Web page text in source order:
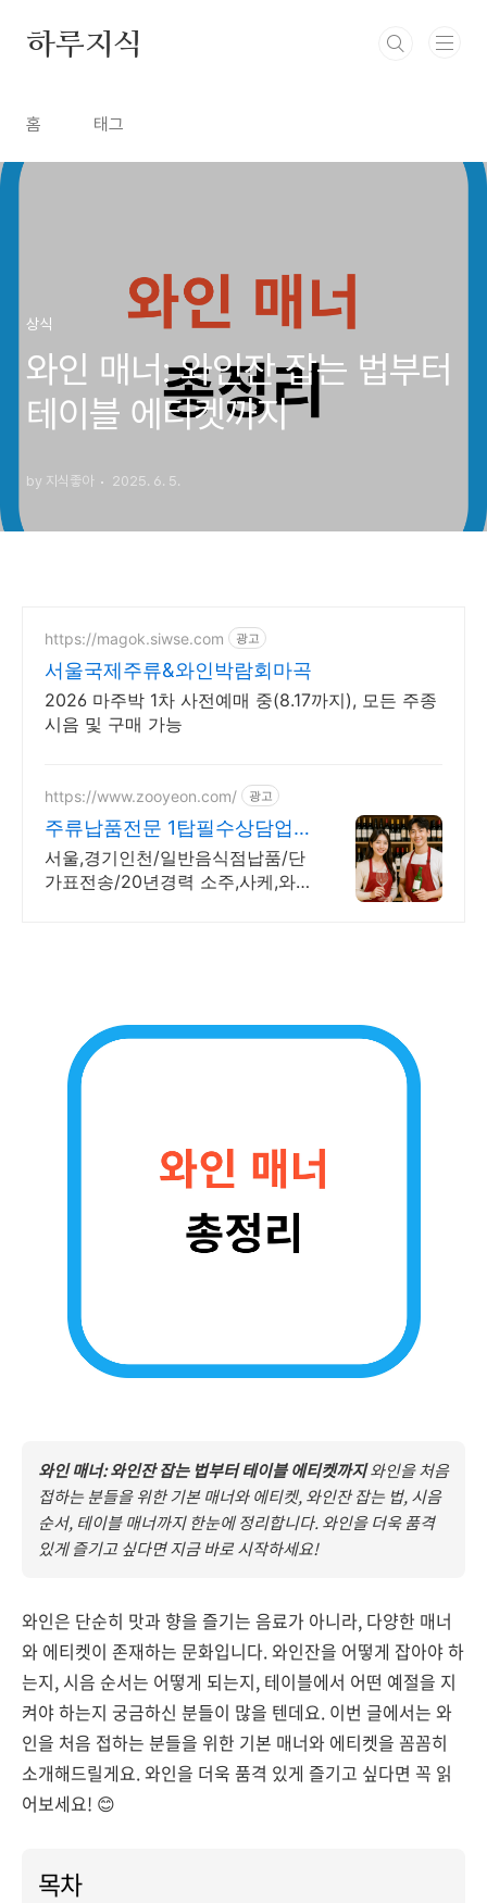
하루지식
홈 태그
상식
와인 매너: 와인잔 잡는 법부터
테이블 에티켓까지
by 지식좋아 2025. 6. 5.
https://magok.siwse.com 광고
서울국제주류&와인박람회마곡
2026 마주박 1차 사전예매 중(8.17까지), 모든 주종
시음 및 구매 가능
https://www.zooyeon.com/ 광고
주류납품전문 1탑필수상담업
체 냉장고/제빙기/주류대출 지
원
서울,경기인천/일반음식점납품/단
가표전송/20년경력 소주,사케,와
와인 매너: 와인잔 잡는 법부터 테이블 에티켓까지와인을 처음
접하는 분들을 위한 기본 매너와 에티켓, 와인잔 잡는 법, 시음
순서, 테이블 매너까지 한눈에 정리합니다. 와인을 더욱 품격
있게 즐기고 싶다면 지금 바로 시작하세요!
와인은 단순히 맛과 향을 즐기는 음료가 아니라, 다양한 매너
와 에티켓이 존재하는 문화입니다. 와인잔을 어떻게 잡아야 하
는지, 시음 순서는 어떻게 되는지, 테이블에서 어떤 예절을 지
켜야 하는지 궁금하신 분들이 많을 텐데요. 이번 글에서는 와
인을 처음 접하는 분들을 위한 기본 매너와 에티켓을 꼼꼼히
소개해드릴게요. 와인을 더욱 품격 있게 즐기고 싶다면 꼭 읽
어보세요! 😊
목차